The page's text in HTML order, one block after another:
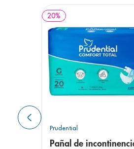
20%
Prudential
Pañal de